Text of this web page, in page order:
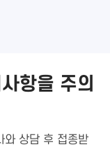
항을 주의
와 상담 후 접종받